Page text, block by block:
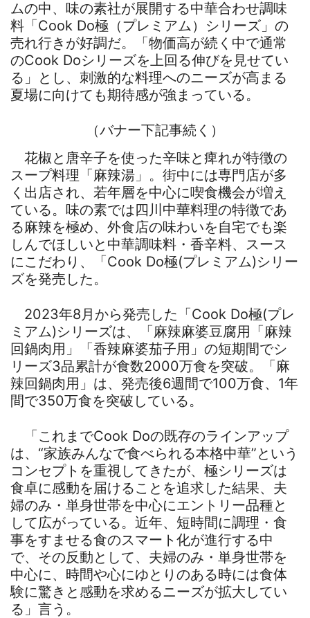
ムの中、味の素社が展開する中華合わせ調味
料「Cook Do極（プレミアム）シリーズ」の
売れ行きが好調だ。「物価高が続く中で通常
のCook Doシリーズを上回る伸びを見せてい
る」とし、刺激的な料理へのニーズが高まる
夏場に向けても期待感が強まっている。
（バナー下記事続く）
花椒と唐辛子を使った辛味と痺れが特徴の
スープ料理「麻辣湯」。街中には専門店が多
く出店され、若年層を中心に喫食機会が増え
ている。味の素では四川中華料理の特徴であ
る麻辣を極め、外食店の味わいを自宅でも楽
しんでほしいと中華調味料・香辛料、スース
にこだわり、「Cook Do極(プレミアム)シリー
ズを発売した。
2023年8月から発売した「Cook Do極(プレ
ミアム)シリーズは、「麻辣麻婆豆腐用「麻辣
回鍋肉用」「香辣麻婆茄子用」の短期間でシ
リーズ3品累計が食数2000万食を突破。「麻
辣回鍋肉用」は、発売後6週間で100万食、1年
間で350万食を突破している。
「これまでCook Doの既存のラインアップ
は、“家族みんなで食べられる本格中華”という
コンセプトを重視してきたが、極シリーズは
食卓に感動を届けることを追求した結果、夫
婦のみ・単身世帯を中心にエントリー品種と
して広がっている。近年、短時間に調理・食
事をすませる食のスマート化が進行する中
で、その反動として、夫婦のみ・単身世帯を
中心に、時間や心にゆとりのある時には食体
験に驚きと感動を求めるニーズが拡大してい
る」言う。